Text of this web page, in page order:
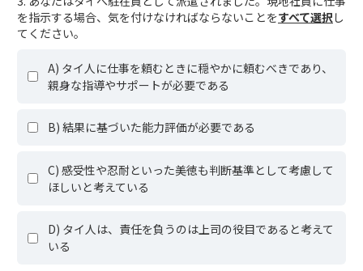
を指示する場合、気を付けなければならないことをすべて選択し
てください。
A) タイ人に仕事を頼むときに穏やかに頼むべきであり、
親身な指導やサポートが必要である
B) 結果に基づいた能力評価が必要である
C) 感受性や忍耐といった美徳も判断基準として考慮して
ほしいと考えている
D) タイ人は、責任を負うのは上司の役目であると考えて
いる